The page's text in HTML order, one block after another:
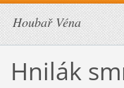
Houbař Véna
Hnilák